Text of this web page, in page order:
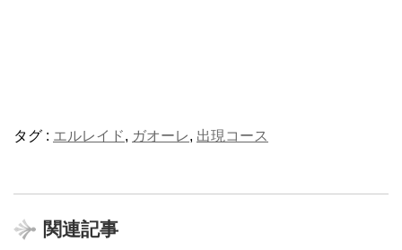
タグ : エルレイド, ガオーレ, 出現コース
関連記事